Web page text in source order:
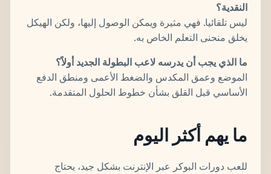
النقدية؟
ليس تلقائيا. فهي مثيرة ويمكن الوصول إليها، ولكن الهيكل
يخلق منحنى التعلم الخاص به.
ما الذي يجب أن يدرسه لاعب البطولة الجديد أولاً؟
الموضع وعمق المكدس والضغط الأعمى ومنطق الدفع
الأساسي قبل القلق بشأن خطوط الحلول المتقدمة.
ما يهم أكثر اليوم
للعب دورات البوكر عبر الإنترنت بشكل جيد، يحتاج